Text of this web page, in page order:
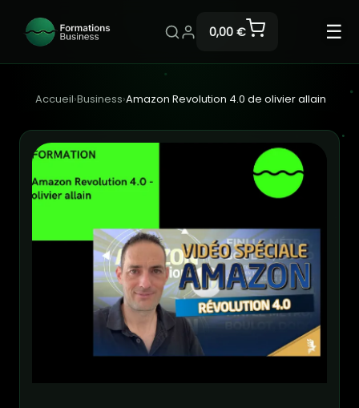
0,00 € ☰
Accueil›Business›Amazon Revolution 4.0 de olivier allain​